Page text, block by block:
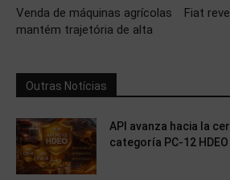
Venda de máquinas agrícolas
mantém trajetória de alta
Fiat
Outras Notícias
API avanza hacia la
categoría PC-12 HDEO